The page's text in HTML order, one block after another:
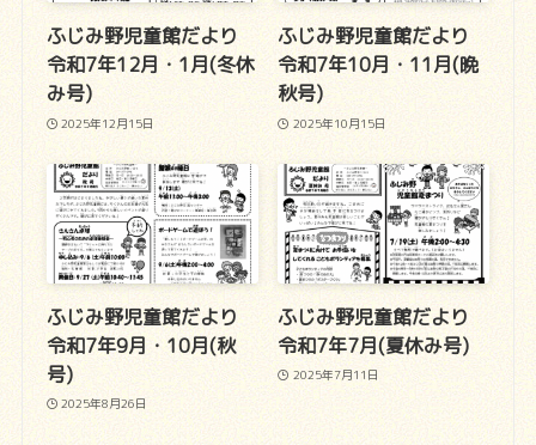
ふじみ野児童館だより
令和7年12月・1月(冬休
み号)
2025年12月15日
ふじみ野児童館だより
令和7年10月・11月(晩
秋号)
2025年10月15日
ふじみ野児童館だより
令和7年9月・10月(秋
号)
2025年8月26日
ふじみ野児童館だより
令和7年7月(夏休み号)
2025年7月11日